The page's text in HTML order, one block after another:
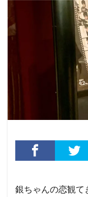
銀ちゃんの恋観て
おすすめ飲食店